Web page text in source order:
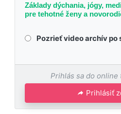
Základy dýchania, jógy,
pre tehotné ženy a
Pozrieť video archív po
Prihlás sa do online
Prihlásiť